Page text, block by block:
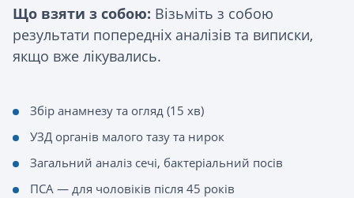
Що взяти з собою: Візьміть з собою
результати попередніх аналізів та виписки,
якщо вже лікувались.
Збір анамнезу та огляд (15 хв)
УЗД органів малого тазу та нирок
Загальний аналіз сечі, бактеріальний посів
ПСА — для чоловіків після 45 років